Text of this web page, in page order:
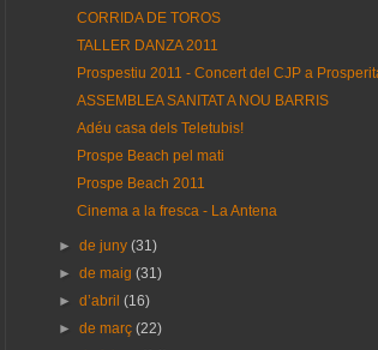
CORRIDA DE TOROS
TALLER DANZA 2011
Prospestiu 2011 - Concert del CJP a
ASSEMBLEA SANITAT A NOU BARRIS
Adéu casa dels Teletubis!
Prospe Beach pel mati
Prospe Beach 2011
Cinema a la fresca - La Antena
►de juny(31)
►de maig(31)
►d’abril(16)
►de març(22)